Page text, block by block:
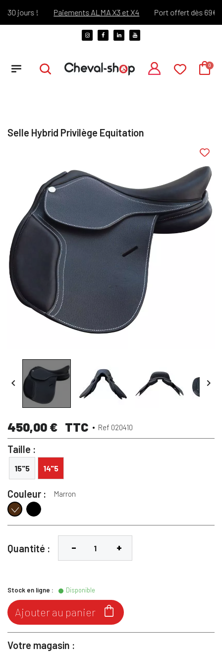
jours ! Paiements ALMA X3 et X4 Port offert dès 69€
Selle Hybrid Privilège Equitation
 
450,00 € TTC Ref 020410
Taille :
15"5 14"5
Couleur : Marron
MarronNoir
Quantité :
Stock en ligne : Disponible

Ajouter au panier
Votre magasin :